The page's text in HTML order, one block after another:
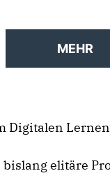
MEHR
Digitalen Lernen
bislang elitäre